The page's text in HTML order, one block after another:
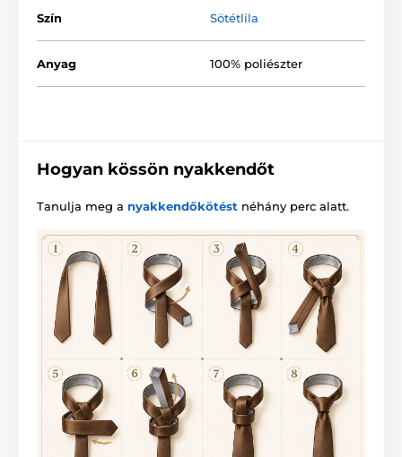
Szín Sötétlila
Anyag 100% poliészter
Hogyan kössön nyakkendőt
Tanulja meg a nyakkendőkötést néhány perc alatt.